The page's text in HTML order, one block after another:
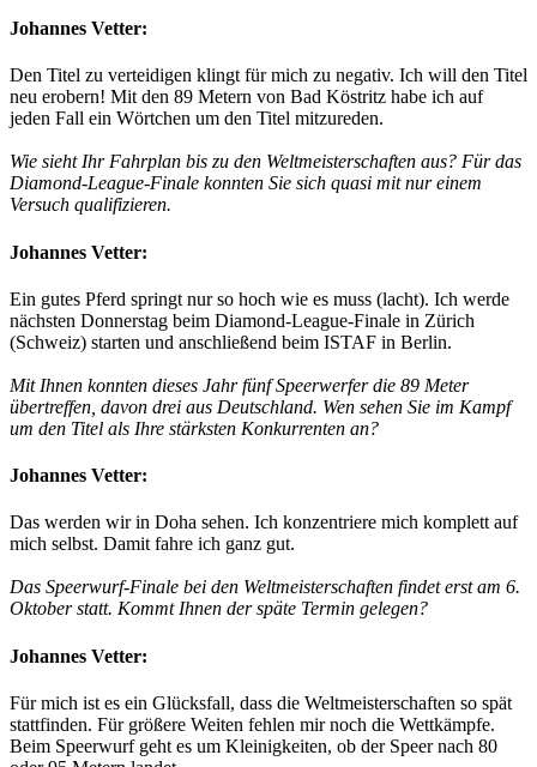
Johannes Vetter:
Den Titel zu verteidigen klingt für mich zu negativ. Ich will den Titel
neu erobern! Mit den 89 Metern von Bad Köstritz habe ich auf
jeden Fall ein Wörtchen um den Titel mitzureden.
Wie sieht Ihr Fahrplan bis zu den Weltmeisterschaften aus? Für das
Diamond-League-Finale konnten Sie sich quasi mit nur einem
Versuch qualifizieren.
Johannes Vetter:
Ein gutes Pferd springt nur so hoch wie es muss (lacht). Ich werde
nächsten Donnerstag beim Diamond-League-Finale in Zürich
(Schweiz) starten und anschließend beim ISTAF in Berlin.
Mit Ihnen konnten dieses Jahr fünf Speerwerfer die 89 Meter
übertreffen, davon drei aus Deutschland. Wen sehen Sie im Kampf
um den Titel als Ihre stärksten Konkurrenten an?
Johannes Vetter:
Das werden wir in Doha sehen. Ich konzentriere mich komplett auf
mich selbst. Damit fahre ich ganz gut.
Das Speerwurf-Finale bei den Weltmeisterschaften findet erst am 6.
Oktober statt. Kommt Ihnen der späte Termin gelegen?
Johannes Vetter:
Für mich ist es ein Glücksfall, dass die Weltmeisterschaften so spät
stattfinden. Für größere Weiten fehlen mir noch die Wettkämpfe.
Beim Speerwurf geht es um Kleinigkeiten, ob der Speer nach 80